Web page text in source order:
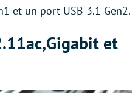
et un port USB 3.1 Gen2.
et